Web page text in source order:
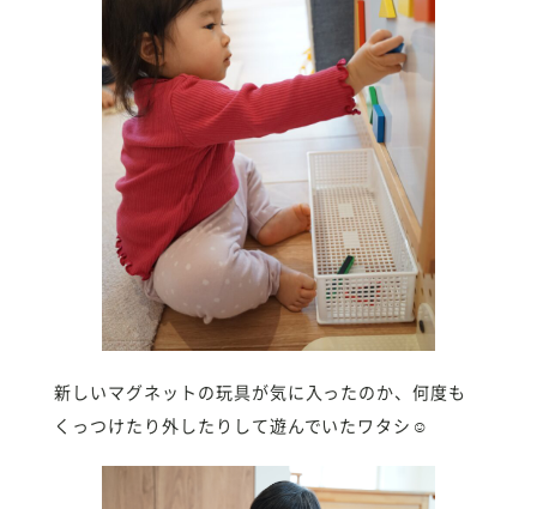
新しいマグネットの玩具が気に入ったのか、何度も
くっつけたり外したりして遊んでいたワタシ☺︎